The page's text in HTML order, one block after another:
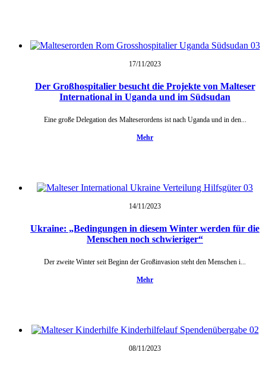
17/11/2023
Der Großhospitalier besucht die Projekte von Malteser
International in Uganda und im Südsudan
Eine große Delegation des Malteserordens ist nach Uganda und in den...
Mehr
14/11/2023
Ukraine: „Bedingungen in diesem Winter werden für die
Menschen noch schwieriger“
Der zweite Winter seit Beginn der Großinvasion steht den Menschen i...
Mehr
08/11/2023